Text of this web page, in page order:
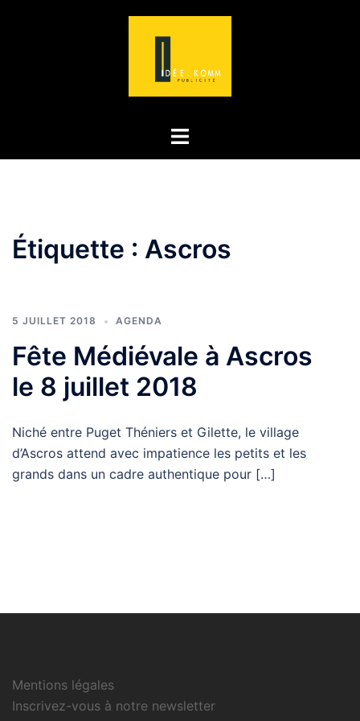
Ouvrir/fermer
Étiquette : Ascros
5 JUILLET 2018 AGENDA
Fête Médiévale à Ascros
le 8 juillet 2018
Niché entre Puget Théniers et Gilette, le village
d’Ascros attend avec impatience les petits et les
grands dans un cadre authentique pour […]
Mentions légales
Inscrivez-vous à notre newsletter